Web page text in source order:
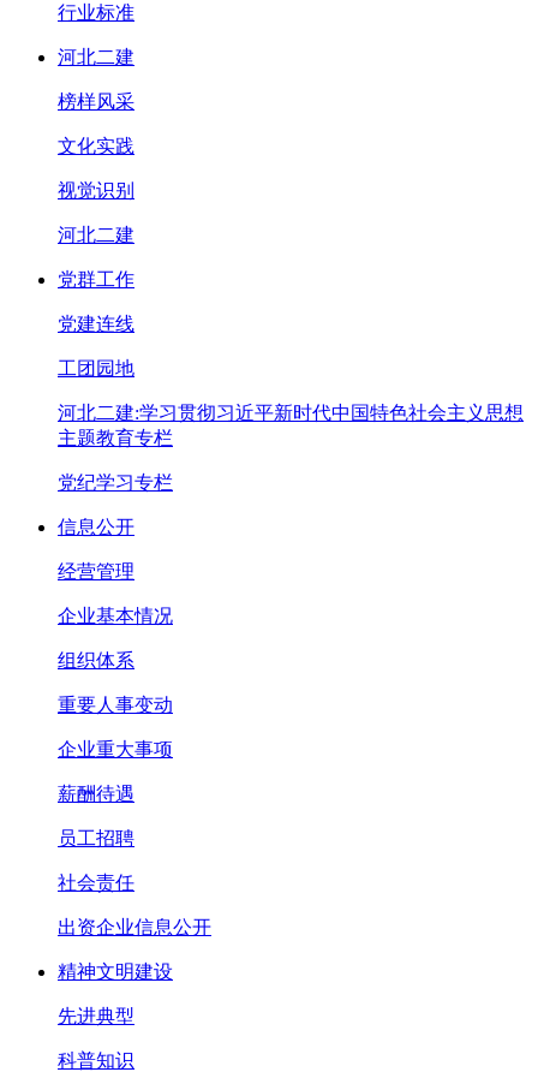
行业标准
河北二建
榜样风采
文化实践
视觉识别
河北二建
党群工作
党建连线
工团园地
河北二建:学习贯彻习近平新时代中国特色社会主义思想
主题教育专栏
党纪学习专栏
信息公开
经营管理
企业基本情况
组织体系
重要人事变动
企业重大事项
薪酬待遇
员工招聘
社会责任
出资企业信息公开
精神文明建设
先进典型
科普知识